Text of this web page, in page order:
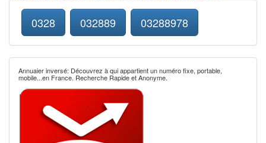
0328 032889 03288978
Annuaier inversé: Découvrez à qui appartient un numéro fixe, portable,
mobile...en France. Recherche Rapide et Anonyme.